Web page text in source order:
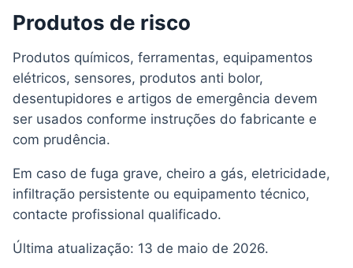
Produtos de risco
Produtos químicos, ferramentas, equipamentos
elétricos, sensores, produtos anti bolor,
desentupidores e artigos de emergência devem
ser usados conforme instruções do fabricante e
com prudência.
Em caso de fuga grave, cheiro a gás, eletricidade,
infiltração persistente ou equipamento técnico,
contacte profissional qualificado.
Última atualização: 13 de maio de 2026.